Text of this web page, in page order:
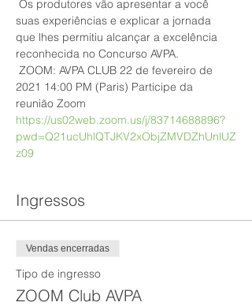
suas experiências e explicar a jornada
que lhes permitiu alcançar a excelência
reconhecida no Concurso AVPA.
2021 14:00 PM (Paris) Participe da
reunião Zoom
https://us02web.zoom.us/j/83714688896?
pwd=Q21ucUhlQTJKV2xObjZMVDZhUnlUZ
z09
Ingressos
Vendas encerradas
Tipo de ingresso
ZOOM Club AVPA